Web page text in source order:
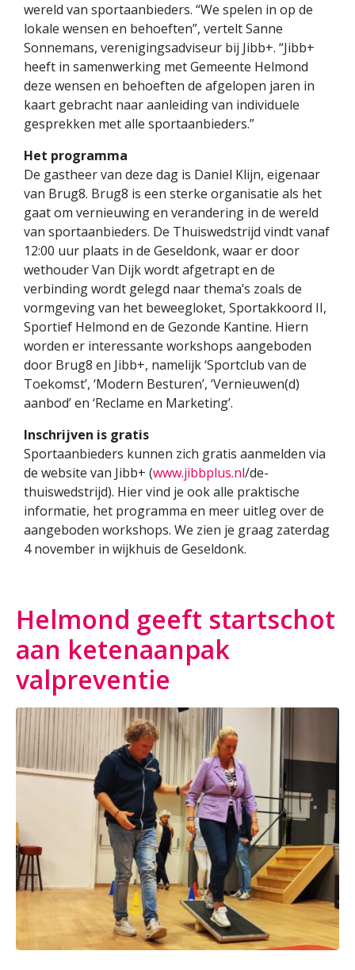
wereld van sportaanbieders. “We spelen in op de
lokale wensen en behoeften”, vertelt Sanne
Sonnemans, verenigingsadviseur bij Jibb+. “Jibb+
heeft in samenwerking met Gemeente Helmond
deze wensen en behoeften de afgelopen jaren in
kaart gebracht naar aanleiding van individuele
gesprekken met alle sportaanbieders.”
Het programma
De gastheer van deze dag is Daniel Klijn, eigenaar
van Brug8. Brug8 is een sterke organisatie als het
gaat om vernieuwing en verandering in de wereld
van sportaanbieders. De Thuiswedstrijd vindt vanaf
12:00 uur plaats in de Geseldonk, waar er door
wethouder Van Dijk wordt afgetrapt en de
verbinding wordt gelegd naar thema’s zoals de
vormgeving van het beweegloket, Sportakkoord II,
Sportief Helmond en de Gezonde Kantine. Hiern
worden er interessante workshops aangeboden
door Brug8 en Jibb+, namelijk ‘Sportclub van de
Toekomst’, ‘Modern Besturen’, ‘Vernieuwen(d)
aanbod’ en ‘Reclame en Marketing’.
Inschrijven is gratis
Sportaanbieders kunnen zich gratis aanmelden via
de website van Jibb+ (www.jibbplus.nl/de-
thuiswedstrijd). Hier vind je ook alle praktische
informatie, het programma en meer uitleg over de
aangeboden workshops. We zien je graag zaterdag
4 november in wijkhuis de Geseldonk.
Helmond geeft startschot
aan ketenaanpak
valpreventie